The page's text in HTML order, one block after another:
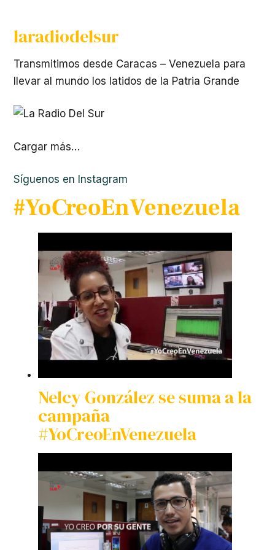
laradiodelsur
Transmitimos desde Caracas – Venezuela para
llevar al mundo los latidos de la Patria Grande
Cargar más…
Síguenos en Instagram
#YoCreoEnVenezuela
Nelcy González se suma a la
campaña
#YoCreoEnVenezuela